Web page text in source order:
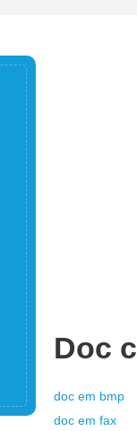
Doc
doc em bmp
doc em fax